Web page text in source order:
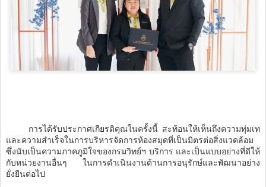
การได้รับประกาศเกียรติคุณในครั้งนี้ สะท้อนให้เห็นถึงความทุ่มเท
และความสำเร็จในการบริหารจัดการห้องสมุดที่เป็นมิตรต่อสิ่งแวดล้อม
ซึ่งนับเป็นความภาคภูมิใจของกรมวิทย์ฯ บริการ และเป็นแบบอย่างที่ดีให้
กับหน่วยงานอื่นๆ ในการดำเนินงานด้านการอนุรักษ์และพัฒนาอย่าง
ยั่งยืนต่อไป